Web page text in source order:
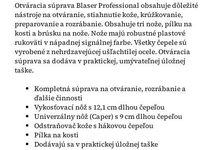
Otváracia súprava Blaser Professional obsahuje dôležité
nástroje na otváranie, stiahnutie kože, krúžkovanie,
preparovanie a rozrábanie. Obsahuje tri nože, pílku na
kosti a brúsku na nože. Nože majú robustné plastové
rukoväti v nápadnej signálnej farbe. Všetky čepele sú
vyrobené z nehrdzavejúcej ušľachtilej ocele. Otváracia
súprava sa dodáva v praktickej, umývateľnej úložnej
taške.
Kompletná súprava na otváranie, rozrábanie a
ďalšie činnosti
Vykosťovací nôž s 12,1 cm dlhou čepeľou
Univerzálny nôž (Caper) s 9 cm dlhou čepeľou
Odstraňovač kože s hákovou čepeľou
Pílka na kosti
Dodávajú sa v praktickej úložnej taške